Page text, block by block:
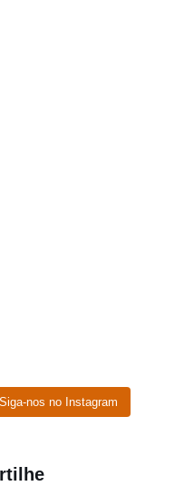
Siga-nos no Instagram